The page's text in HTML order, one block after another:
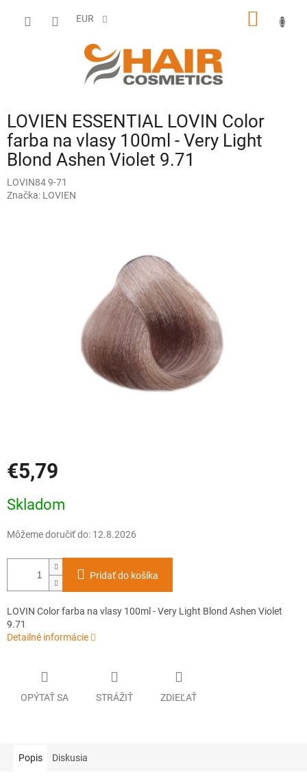
EUR
LOVIEN ESSENTIAL LOVIN Color
farba na vlasy 100ml - Very Light
Blond Ashen Violet 9.71
LOVIN84 9-71
Značka: LOVIEN
€5,79
cena:
Skladom
Môžeme doručiť do: 12.8.2026
Pridať do košíka
LOVIN Color farba na vlasy 100ml - Very Light Blond Ashen Violet
9.71
Detailné informácie
OPÝTAŤ SA STRÁŽIŤ ZDIEĽAŤ
Popis Diskusia